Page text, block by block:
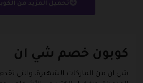
كوبون خصم شي ان
شي ان من الماركات الشهيرة، والتي